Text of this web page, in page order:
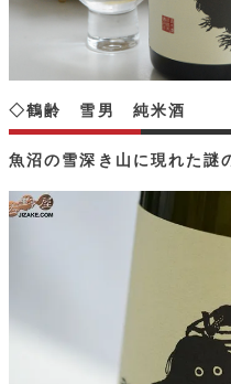
魚沼の雪深き山に現れた謎
◇鶴齢 雪男 純米酒